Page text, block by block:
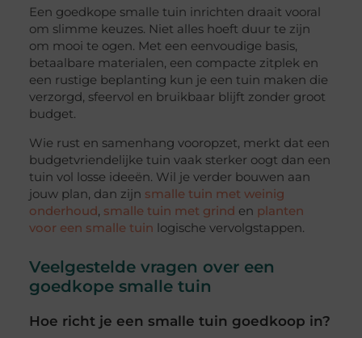
Een goedkope smalle tuin inrichten draait vooral
om slimme keuzes. Niet alles hoeft duur te zijn
om mooi te ogen. Met een eenvoudige basis,
betaalbare materialen, een compacte zitplek en
een rustige beplanting kun je een tuin maken die
verzorgd, sfeervol en bruikbaar blijft zonder groot
budget.
Wie rust en samenhang vooropzet, merkt dat een
budgetvriendelijke tuin vaak sterker oogt dan een
tuin vol losse ideeën. Wil je verder bouwen aan
jouw plan, dan zijn smalle tuin met weinig
onderhoud, smalle tuin met grind en planten
voor een smalle tuin logische vervolgstappen.
Veelgestelde vragen over een
goedkope smalle tuin
Hoe richt je een smalle tuin goedkoop in?